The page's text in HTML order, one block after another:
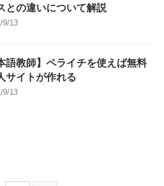
との違いについて解説
9/13
語教師】ペライチを使えば無料
サイトが作れる
9/13